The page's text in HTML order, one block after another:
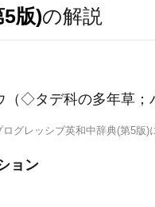
版)の解説
◇タデ科の多年草；
ログレッシブ英和中辞典(第5
ョン